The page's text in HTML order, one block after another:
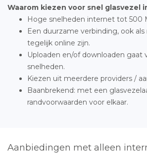
Waarom kiezen voor snel glasvezel
Hoge snelheden internet tot 500
Een duurzame verbinding, ook
tegelijk online zijn.
Uploaden en/of downloaden gaat
snelheden.
Kiezen uit meerdere providers /
Baanbrekend: met een
randvoorwaarden voor elkaar.
Aanbiedingen met alleen